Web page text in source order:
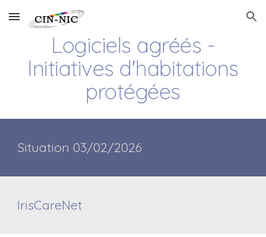
Skip to main content Skip to navigation
Logiciels agréés -
Initiatives d'habitations
protégées
Situation 03/02/2026
IrisCareNet